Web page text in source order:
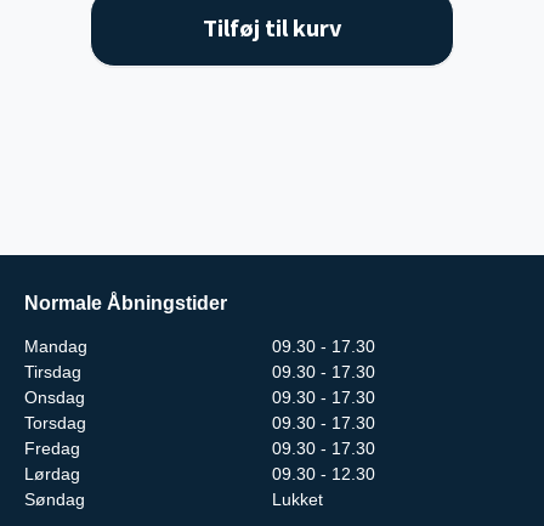
Tilføj til kurv
Normale Åbningstider
Mandag
09.30 - 17.30
Tirsdag
09.30 - 17.30
Onsdag
09.30 - 17.30
Torsdag
09.30 - 17.30
Fredag
09.30 - 17.30
Lørdag
09.30 - 12.30
Søndag
Lukket